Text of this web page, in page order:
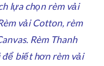
lựa chọn rèm vải
vải Cotton, rèm
Rèm Thanh
để biết hơn rèm vải